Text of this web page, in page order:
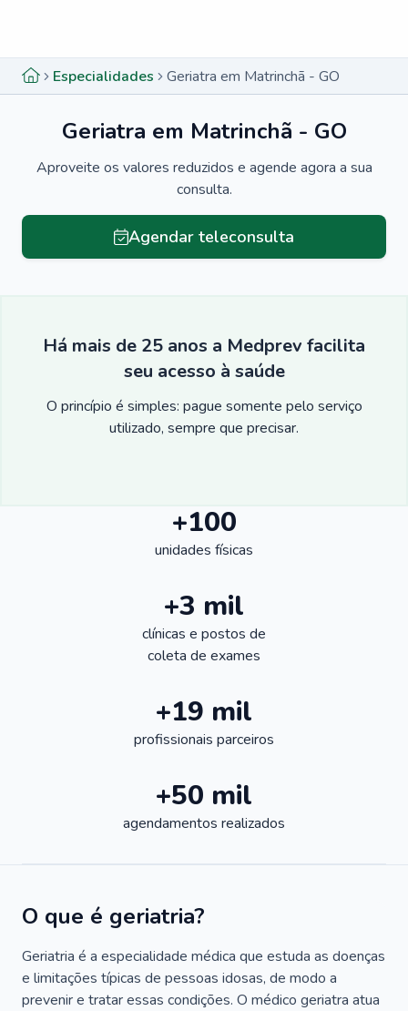
Especialidades Geriatra em Matrinchã - GO
Geriatra em Matrinchã - GO
Aproveite os valores reduzidos e agende agora a sua
consulta.
Agendar teleconsulta
Há mais de 25 anos a Medprev facilita
seu acesso à saúde
O princípio é simples: pague somente pelo serviço
utilizado, sempre que precisar.
+100
unidades físicas
+3 mil
clínicas e postos de
coleta de exames
+19 mil
profissionais parceiros
+50 mil
agendamentos realizados
O que é geriatria?
Geriatria é a especialidade médica que estuda as doenças
e limitações típicas de pessoas idosas, de modo a
prevenir e tratar essas condições. O médico geriatra atua